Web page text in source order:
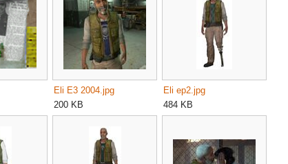
Eli E3 2004.jpg
200 KB
Eli ep2.jpg
484 KB